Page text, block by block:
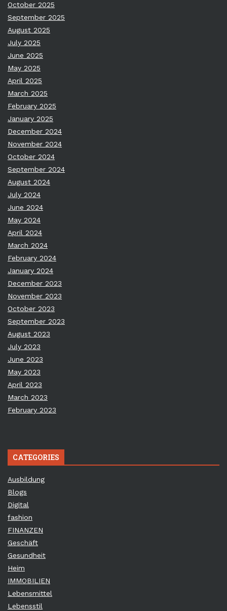
October 2025
September 2025
August 2025
July 2025
June 2025
May 2025
April 2025
March 2025
February 2025
January 2025
December 2024
November 2024
October 2024
September 2024
August 2024
July 2024
June 2024
May 2024
April 2024
March 2024
February 2024
January 2024
December 2023
November 2023
October 2023
September 2023
August 2023
July 2023
June 2023
May 2023
April 2023
March 2023
February 2023
CATEGORIES
Ausbildung
Blogs
Digital
fashion
FINANZEN
Geschäft
Gesundheit
Heim
IMMOBILIEN
Lebensmittel
Lebensstil